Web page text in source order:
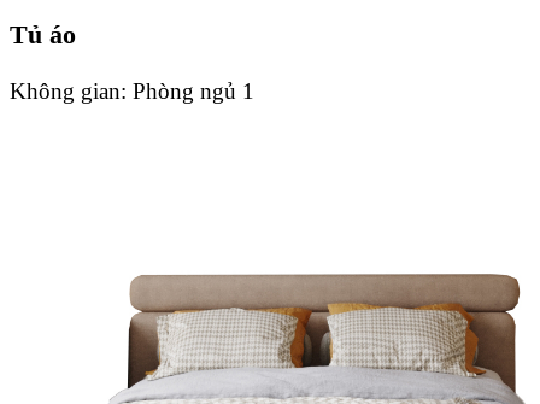
Tủ áo
Không gian: Phòng ngủ 1